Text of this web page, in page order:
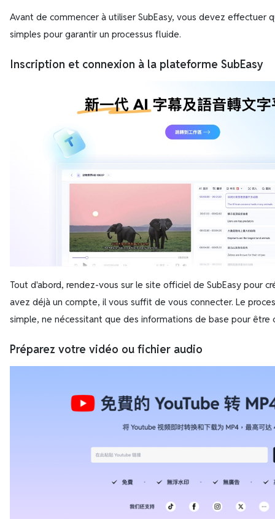
Avant de commencer à utiliser SubEasy, vous devez effectuer
simples pour garantir un processus fluide.
Inscription et connexion à la plateforme SubEasy
Tout d'abord, rendez-vous sur le site officiel de SubEasy pour
avez déjà un compte, il vous suffit de vous connecter. Le
simple, ne nécessitant que des informations de base pour être
Préparez votre vidéo ou fichier audio